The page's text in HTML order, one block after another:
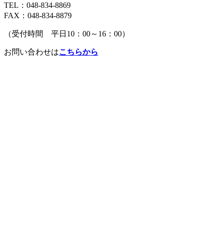
TEL：048-834-8869
FAX：048-834-8879
（受付時間 平日10：00～16：00）
お問い合わせはこちらから